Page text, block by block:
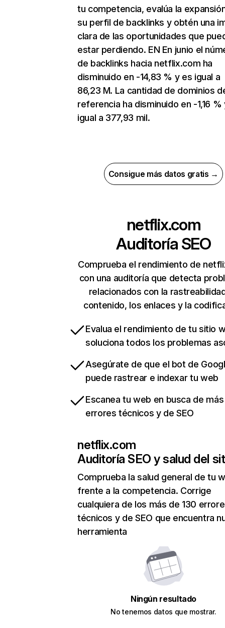
tu competencia, evalúa la
su perfil de backlinks y obtén una
clara de las oportunidades que
estar perdiendo. EN En junio el
de backlinks hacia netflix.com ha
disminuido en -14,83 % y es igual a
86,23 M. La cantidad de dominios
referencia ha disminuido en -1,16 %
igual a 377,93 mil.
Consigue más datos gratis →
netflix.com
Auditoría SEO
Comprueba el rendimiento de
con una auditoría que detecta
relacionados con la
contenido, los enlaces y la
Evalua el rendimiento de tu sitio
soluciona todos los problemas
Asegúrate de que el bot de
puede rastrear e indexar tu web
Escanea tu web en busca de
errores técnicos y de SEO
netflix.com
Auditoría SEO y salud del
Comprueba la salud general de tu
frente a la competencia. Corrige
cualquiera de los más de 130
técnicos y de SEO que encuentra
herramienta
Ningún resultado
No tenemos datos que mostrar.